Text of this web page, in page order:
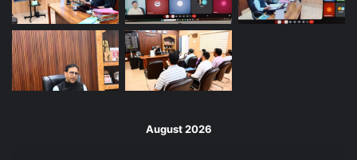
August 2026